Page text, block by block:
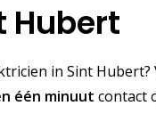
Hubert
in Sint
één minuut contact